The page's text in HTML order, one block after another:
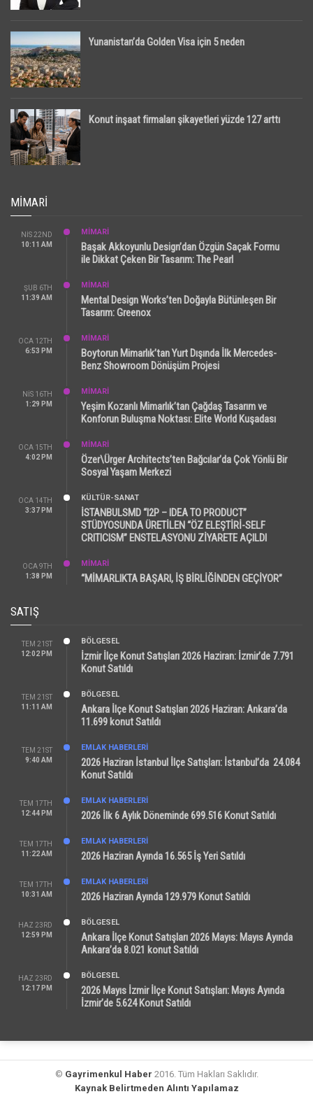
Yunanistan’da Golden Visa için 5 neden
Konut inşaat firmaları şikayetleri yüzde 127 arttı
MIMARI
NIS 22ND
10:11 AM
MİMARİ
Başak Akkoyunlu Design’dan Özgün Saçak Formu
ile Dikkat Çeken Bir Tasarım: The Pearl
ŞUB 6TH
11:39 AM
MİMARİ
Mental Design Works’ten Doğayla Bütünleşen Bir
Tasarım: Greenox
OCA 12TH
6:53 PM
MİMARİ
Boytorun Mimarlık’tan Yurt Dışında İlk Mercedes-
Benz Showroom Dönüşüm Projesi
NIS 16TH
1:29 PM
MİMARİ
Yeşim Kozanlı Mimarlık’tan Çağdaş Tasarım ve
Konforun Buluşma Noktası: Elite World Kuşadası
OCA 15TH
4:02 PM
MİMARİ
Özer\Ürger Architects’ten Bağcılar’da Çok Yönlü Bir
Sosyal Yaşam Merkezi
OCA 14TH
3:37 PM
KÜLTÜR-SANAT
İSTANBULSMD “I2P – IDEA TO PRODUCT”
STÜDYOSUNDA ÜRETİLEN “ÖZ ELEŞTİRİ-SELF
CRITICISM” ENSTELASYONU ZİYARETE AÇILDI
OCA 9TH
1:38 PM
MİMARİ
“MİMARLIKTA BAŞARI, İŞ BİRLİĞİNDEN GEÇİYOR”
SATIŞ
TEM 21ST
12:02 PM
BÖLGESEL
İzmir İlçe Konut Satışları 2026 Haziran: İzmir’de 7.791
Konut Satıldı
TEM 21ST
11:11 AM
BÖLGESEL
Ankara İlçe Konut Satışları 2026 Haziran: Ankara’da
11.699 konut Satıldı
TEM 21ST
9:40 AM
EMLAK HABERLERI
2026 Haziran İstanbul İlçe Satışları: İstanbul’da 24.084
Konut Satıldı
TEM 17TH
12:44 PM
EMLAK HABERLERI
2026 İlk 6 Aylık Döneminde 699.516 Konut Satıldı
TEM 17TH
11:22 AM
EMLAK HABERLERI
2026 Haziran Ayında 16.565 İş Yeri Satıldı
TEM 17TH
10:31 AM
EMLAK HABERLERI
2026 Haziran Ayında 129.979 Konut Satıldı
HAZ 23RD
12:59 PM
BÖLGESEL
Ankara İlçe Konut Satışları 2026 Mayıs: Mayıs Ayında
Ankara’da 8.021 konut Satıldı
HAZ 23RD
12:17 PM
BÖLGESEL
2026 Mayıs İzmir İlçe Konut Satışları: Mayıs Ayında
İzmir’de 5.624 Konut Satıldı
© Gayrimenkul Haber 2016. Tüm Hakları Saklıdır.
Kaynak Belirtmeden Alıntı Yapılamaz